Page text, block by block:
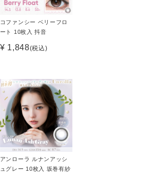
コファンシー ベリーフロ
ート 10枚入 抖音
¥ 1,848(税込)
アンローラ ルナンアッシ
ュグレー 10枚入 坂巻有紗